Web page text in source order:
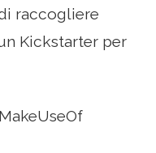
raccogliere
Kickstarter per